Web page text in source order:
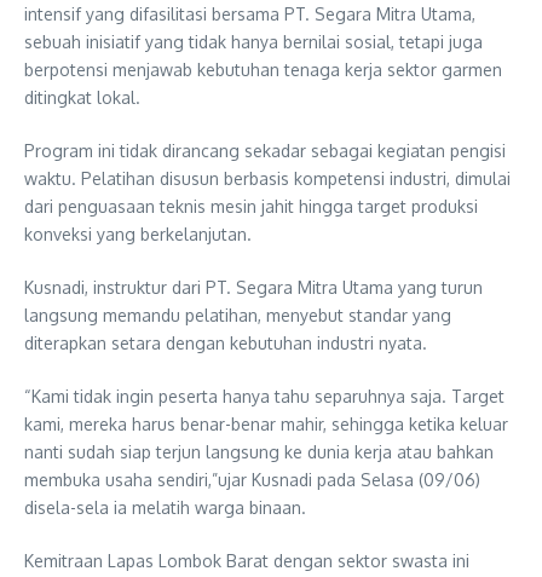
intensif yang difasilitasi bersama PT. Segara Mitra Utama,
sebuah inisiatif yang tidak hanya bernilai sosial, tetapi juga
berpotensi menjawab kebutuhan tenaga kerja sektor garmen
ditingkat lokal.
Program ini tidak dirancang sekadar sebagai kegiatan pengisi
waktu. Pelatihan disusun berbasis kompetensi industri, dimulai
dari penguasaan teknis mesin jahit hingga target produksi
konveksi yang berkelanjutan.
Kusnadi, instruktur dari PT. Segara Mitra Utama yang turun
langsung memandu pelatihan, menyebut standar yang
diterapkan setara dengan kebutuhan industri nyata.
“Kami tidak ingin peserta hanya tahu separuhnya saja. Target
kami, mereka harus benar-benar mahir, sehingga ketika keluar
nanti sudah siap terjun langsung ke dunia kerja atau bahkan
membuka usaha sendiri,”ujar Kusnadi pada Selasa (09/06)
disela-sela ia melatih warga binaan.
Kemitraan Lapas Lombok Barat dengan sektor swasta ini